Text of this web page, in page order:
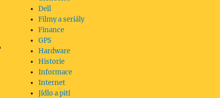
Dell
Filmy a seriály
Finance
GPS
Hardware
Historie
Informace
Internet
Jídlo a pití